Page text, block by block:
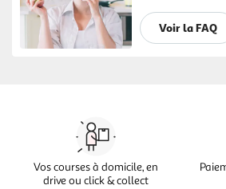
Voir la FAQ
Vos courses à domicile, en
drive ou click & collect